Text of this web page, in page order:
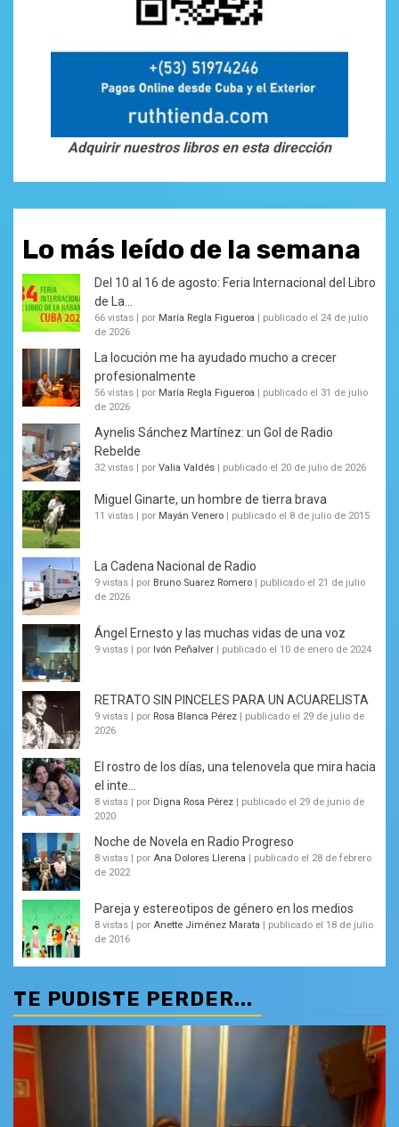
Adquirir nuestros libros en esta dirección
Lo más leído de la semana
Del 10 al 16 de agosto: Feria Internacional del Libro
de La...
66 vistas | por María Regla Figueroa | publicado el 24 de julio
de 2026
La locución me ha ayudado mucho a crecer
profesionalmente
56 vistas | por María Regla Figueroa | publicado el 31 de julio
de 2026
Aynelis Sánchez Martínez: un Gol de Radio
Rebelde
32 vistas | por Valia Valdés | publicado el 20 de julio de 2026
Miguel Ginarte, un hombre de tierra brava
11 vistas | por Mayán Venero | publicado el 8 de julio de 2015
La Cadena Nacional de Radio
9 vistas | por Bruno Suarez Romero | publicado el 21 de julio
de 2026
Ángel Ernesto y las muchas vidas de una voz
9 vistas | por Ivón Peñalver | publicado el 10 de enero de 2024
RETRATO SIN PINCELES PARA UN ACUARELISTA
9 vistas | por Rosa Blanca Pérez | publicado el 29 de julio de
2026
El rostro de los días, una telenovela que mira hacia
el inte...
8 vistas | por Digna Rosa Pérez | publicado el 29 de junio de
2020
Noche de Novela en Radio Progreso
8 vistas | por Ana Dolores Llerena | publicado el 28 de febrero
de 2022
Pareja y estereotipos de género en los medios
8 vistas | por Anette Jiménez Marata | publicado el 18 de julio
de 2016
TE PUDISTE PERDER...